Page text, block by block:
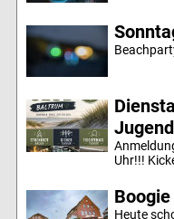
Uhr!!!
Heute